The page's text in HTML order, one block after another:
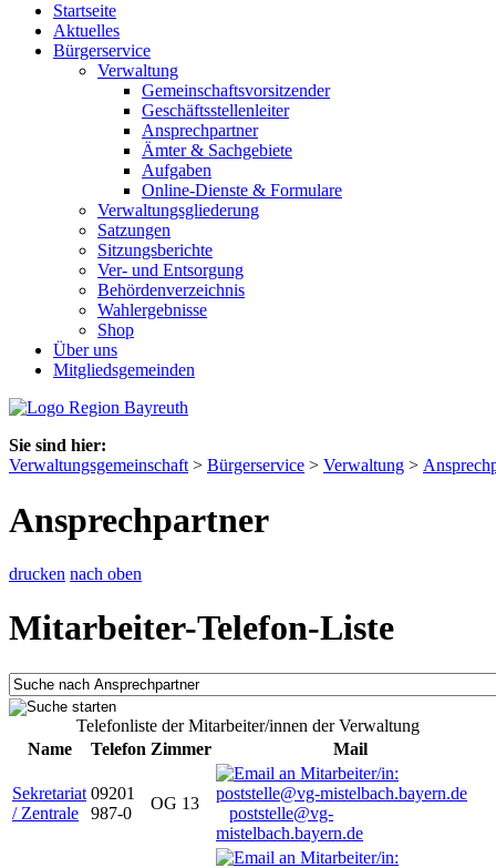
Startseite
Aktuelles
Bürgerservice
Verwaltung
Gemeinschaftsvorsitzender
Geschäftsstellenleiter
Ansprechpartner
Ämter & Sachgebiete
Aufgaben
Online-Dienste & Formulare
Verwaltungsgliederung
Satzungen
Sitzungsberichte
Ver- und Entsorgung
Behördenverzeichnis
Wahlergebnisse
Shop
Über uns
Mitgliedsgemeinden
Sie sind hier:
Verwaltungsgemeinschaft > Bürgerservice > Verwaltung >
Ansprechpartner
drucken nach oben
Mitarbeiter-Telefon-Liste
Telefonliste der Mitarbeiter/innen der Verwaltung
Name
Telefon Zimmer Mail
Sekretariat
/ Zentrale
09201
987-0
OG 13
poststelle@vg-
mistelbach.bayern.de